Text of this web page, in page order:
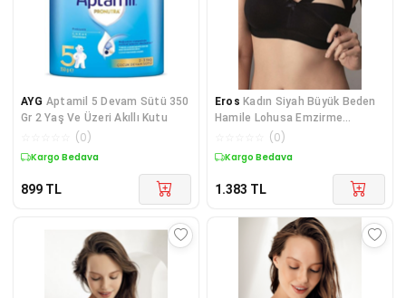
AYG Aptamil 5 Devam Sütü 350
Gr 2 Yaş Ve Üzeri Akıllı Kutu
(0)
Kargo Bedava
899 TL
Eros Kadın Siyah Büyük Beden
Hamile Lohusa Emzirme
Sütyeni Ersk500
(0)
Kargo Bedava
1.383 TL